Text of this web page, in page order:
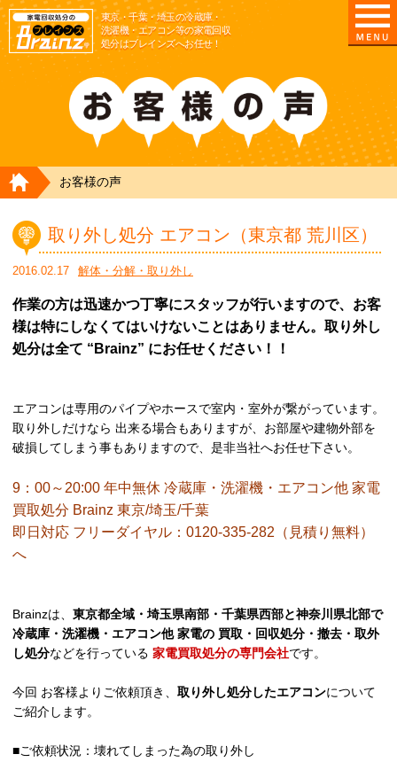
東京/埼玉/千葉/神奈川の 冷蔵庫・洗濯機・エアコン
東京・千葉・埼玉の冷蔵庫・
洗濯機・エアコン等の家電回収
処分はブレインズへお任せ！
HOME
お客様の声
取り外し処分 エアコン（東京都 荒川区）
2016.02.17 解体・分解・取り外し
作業の方は迅速かつ丁寧にスタッフが行いますので、お客
様は特にしなくてはいけないことはありません。取り外し
処分は全て “Brainz” にお任せください！！
エアコンは専用のパイプやホースで室内・室外が繋がっています。
取り外しだけなら 出来る場合もありますが、お部屋や建物外部を
破損してしまう事もありますので、是非当社へお任せ下さい。
9：00～20:00 年中無休 冷蔵庫・洗濯機・エアコン他 家電
買取処分 Brainz 東京/埼玉/千葉
即日対応 フリーダイヤル：0120-335-282（見積り無料）
へ
Brainzは、 東京都全域・埼玉県南部・千葉県西部と神奈川県北部で
冷蔵庫・洗濯機・エアコン他 家電の 買取・回収処分・撤去・取外
し処分などを行っている 家電買取処分の専門会社です。
今回 お客様よりご依頼頂き、 取り外し処分したエアコンについて
ご紹介します。
■ご依頼状況：壊れてしまった為の取り外し